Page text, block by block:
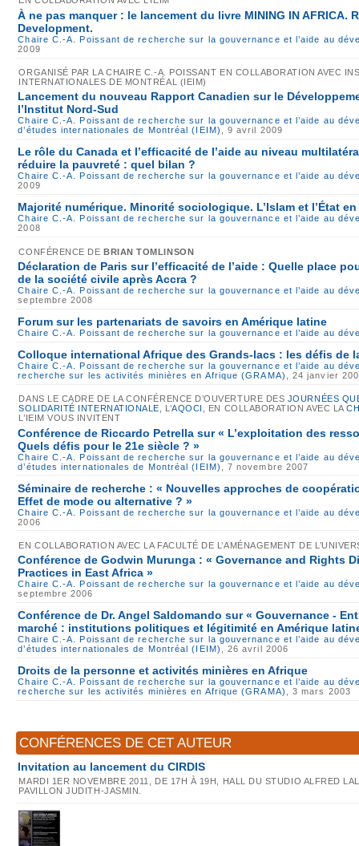
À ne pas manquer : le lancement du livre MINING IN AFRICA.
Development.
Chaire C.-A. Poissant de recherche sur la gouvernance et l’aide au
2009
ORGANISÉ PAR LA CHAIRE C.-A. POISSANT EN COLLABORATION AVEC
INTERNATIONALES DE MONTRÉAL (IEIM)
Lancement du nouveau Rapport Canadien sur le
l’Institut Nord-Sud
Chaire C.-A. Poissant de recherche sur la gouvernance et l’aide au
d’études internationales de Montréal (IEIM)
, 9 avril 2009
Le rôle du Canada et l’efficacité de l’aide au niveau
réduire la pauvreté : quel bilan ?
Chaire C.-A. Poissant de recherche sur la gouvernance et l’aide au
2009
Majorité numérique. Minorité sociologique. L’Islam et l’État en
Chaire C.-A. Poissant de recherche sur la gouvernance et l’aide au
2008
CONFÉRENCE DEBRIAN TOMLINSON
Déclaration de Paris sur l’efficacité de l’aide : Quelle place
de la société civile après Accra ?
Chaire C.-A. Poissant de recherche sur la gouvernance et l’aide au
septembre 2008
Forum sur les partenariats de savoirs en Amérique latine
Chaire C.-A. Poissant de recherche sur la gouvernance et l’aide au
Colloque international Afrique des Grands-lacs : les défis de
Chaire C.-A. Poissant de recherche sur la gouvernance et l’aide au
recherche sur les activités minières en Afrique (GRAMA)
, 24 janvier
DANS LE CADRE DE LA CONFÉRENCE D’OUVERTURE DES JOURNÉES
SOLIDARITÉ INTERNATIONALE , L’AQOCI , EN COLLABORATION AVEC LA
L’IEIM VOUS INVITENT
Conférence de Riccardo Petrella sur « L’exploitation des
Quels défis pour le 21e siècle ? »
Chaire C.-A. Poissant de recherche sur la gouvernance et l’aide au
d’études internationales de Montréal (IEIM)
, 7 novembre 2007
Séminaire de recherche : « Nouvelles approches de
Effet de mode ou alternative ? »
Chaire C.-A. Poissant de recherche sur la gouvernance et l’aide au
2006
EN COLLABORATION AVEC LA FACULTÉ DE L’AMÉNAGEMENT DE
Conférence de Godwin Murunga : « Governance and Rights
Practices in East Africa »
Chaire C.-A. Poissant de recherche sur la gouvernance et l’aide au
septembre 2006
Conférence de Dr. Angel Saldomando sur « Gouvernance -
marché : institutions politiques et légitimité en Amérique
Chaire C.-A. Poissant de recherche sur la gouvernance et l’aide au
d’études internationales de Montréal (IEIM)
, 26 avril 2006
Droits de la personne et activités minières en Afrique
Chaire C.-A. Poissant de recherche sur la gouvernance et l’aide au
recherche sur les activités minières en Afrique (GRAMA)
, 3 mars 2003
CONFÉRENCES DE CET AUTEUR
Invitation au lancement du CIRDIS
MARDI 1ER NOVEMBRE 2011, DE 17H À 19H, HALL DU STUDIO ALFRED
PAVILLON JUDITH-JASMIN.